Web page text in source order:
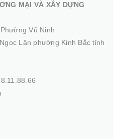
MẠI VÀ XÂY DỰNG
Vũ Ninh
Lân phường Kinh Bắc tỉnh